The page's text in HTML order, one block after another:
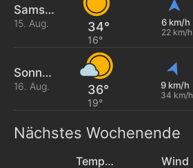
Samstag
15. Aug. 34°
16°
6 km/h
22 km/h
Sonntag
16. Aug. 36°
19°
9 km/h
34 km/h
Nächstes Wochenende
Temperatur Wind